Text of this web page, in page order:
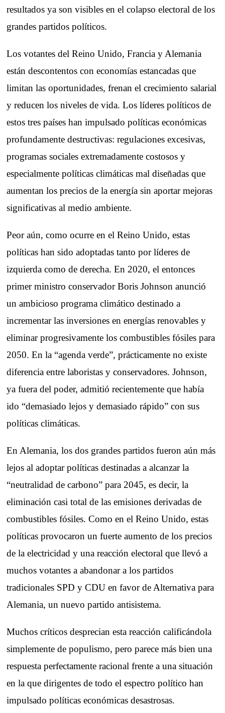
resultados ya son visibles en el colapso electoral de los
grandes partidos políticos.
Los votantes del Reino Unido, Francia y Alemania
están descontentos con economías estancadas que
limitan las oportunidades, frenan el crecimiento salarial
y reducen los niveles de vida. Los líderes políticos de
estos tres países han impulsado políticas económicas
profundamente destructivas: regulaciones excesivas,
programas sociales extremadamente costosos y
especialmente políticas climáticas mal diseñadas que
aumentan los precios de la energía sin aportar mejoras
significativas al medio ambiente.
Peor aún, como ocurre en el Reino Unido, estas
políticas han sido adoptadas tanto por líderes de
izquierda como de derecha. En 2020, el entonces
primer ministro conservador Boris Johnson anunció
un ambicioso programa climático destinado a
incrementar las inversiones en energías renovables y
eliminar progresivamente los combustibles fósiles para
2050. En la “agenda verde”, prácticamente no existe
diferencia entre laboristas y conservadores. Johnson,
ya fuera del poder, admitió recientemente que había
ido “demasiado lejos y demasiado rápido” con sus
políticas climáticas.
En Alemania, los dos grandes partidos fueron aún más
lejos al adoptar políticas destinadas a alcanzar la
“neutralidad de carbono” para 2045, es decir, la
eliminación casi total de las emisiones derivadas de
combustibles fósiles. Como en el Reino Unido, estas
políticas provocaron un fuerte aumento de los precios
de la electricidad y una reacción electoral que llevó a
muchos votantes a abandonar a los partidos
tradicionales SPD y CDU en favor de Alternativa para
Alemania, un nuevo partido antisistema.
Muchos críticos desprecian esta reacción calificándola
simplemente de populismo, pero parece más bien una
respuesta perfectamente racional frente a una situación
en la que dirigentes de todo el espectro político han
impulsado políticas económicas desastrosas.